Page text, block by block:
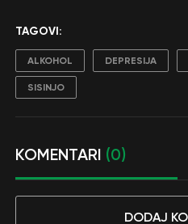
TAGOVI:
ALKOHOL DEPRESIJA
SISINJO
KOMENTARI (0)
DODAJ